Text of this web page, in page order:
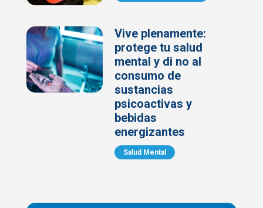
Vive plenamente:
protege tu salud
mental y di no al
consumo de
sustancias
psicoactivas y
bebidas
energizantes
Salud Mental